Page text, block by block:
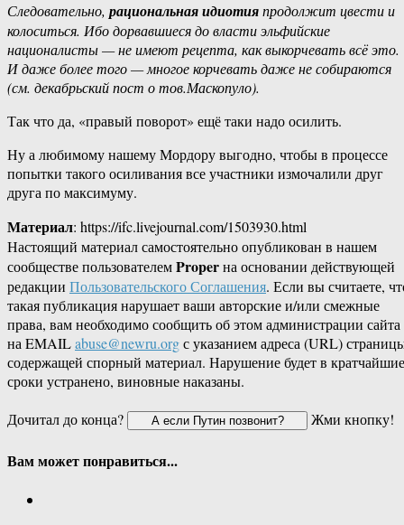
Следовательно, рациональная идиотияпродолжит цвести и
колоситься. Ибо дорвавшиеся до власти эльфийские
националисты — не имеют рецепта, как выкорчевать всё это.
И даже более того — многое корчевать даже не собираются
(см. декабрьский пост о тов.Маскопуло).
Так что да, «правый поворот» ещё таки надо осилить.
Ну а любимому нашему Мордору выгодно, чтобы в процессе
попытки такого осиливания все участники измочалили друг
друга по максимуму.
Материал: https://ifc.livejournal.com/1503930.html
Настоящий материал самостоятельно опубликован в нашем
сообществе пользователемProperна основании действующей
редакции Пользовательского Соглашения. Если вы считаете,
такая публикация нарушает ваши авторские и/или смежные
права, вам необходимо сообщить об этом администрации сайта
на EMAILabuse@newru.orgс указанием адреса (URL)
содержащей спорный материал. Нарушение будет в кратчайшие
сроки устранено, виновные наказаны.
Дочитал до конца?
Жми кнопку!
Вам может понравиться...